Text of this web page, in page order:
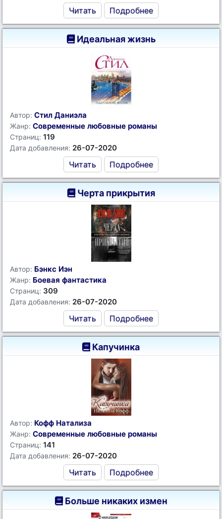
Читать Подробнее
Идеальная жизнь
Автор: Стил Даниэла
Жанр: Современные любовные романы
Страниц: 119
Дата добавления: 26-07-2020
Читать Подробнее
Черта прикрытия
Автор: Бэнкс Иэн
Жанр: Боевая фантастика
Страниц: 309
Дата добавления: 26-07-2020
Читать Подробнее
Капучинка
Автор: Кофф Натализа
Жанр: Современные любовные романы
Страниц: 141
Дата добавления: 26-07-2020
Читать Подробнее
Больше никаких измен